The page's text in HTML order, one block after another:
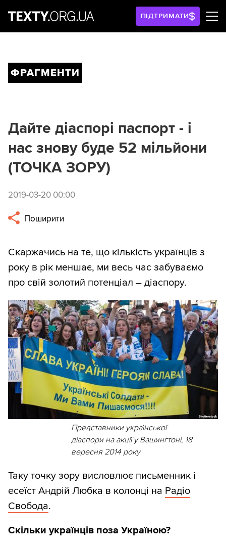
ПІДТРИМАТИ
ФРАГМЕНТИ
Дайте діаспорі паспорт - і
нас знову буде 52 мільйони
(ТОЧКА ЗОРУ)
2019-03-20 00:00
Поширити
Скаржачись на те, що кількість українців з
року в рік меншає, ми весь час забуваємо
про свій золотий потенціал – діаспору.
Представники української
діаспори на акції у Вашингтоні, 18
вересня 2014 року
Таку точку зору висловлює письменник і
есеїст Андрій Любка в колонці на Радіо
Свобода.
Скільки українців поза Україною?